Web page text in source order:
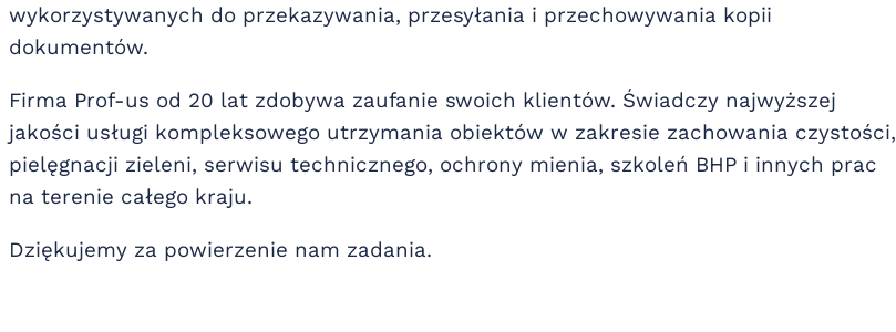
wykorzystywanych do przekazywania, przesyłania i przechowywania kopii
dokumentów.
Firma Prof-us od 20 lat zdobywa zaufanie swoich klientów. Świadczy najwyższej
jakości usługi kompleksowego utrzymania obiektów w zakresie zachowania czystości,
pielęgnacji zieleni, serwisu technicznego, ochrony mienia, szkoleń BHP i innych prac
na terenie całego kraju.
Dziękujemy za powierzenie nam zadania.